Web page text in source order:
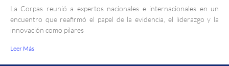
La Corpas reunió a expertos nacionales e internacionales en un
encuentro que reafirmó el papel de la evidencia, el liderazgo y la
innovación como pilares
Leer Más